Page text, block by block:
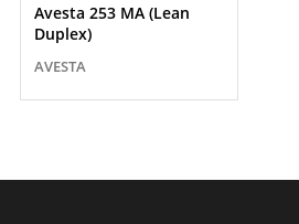
Avesta 253 MA (Lean
Duplex)
AVESTA